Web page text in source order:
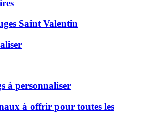
Saint Valentin
à personnaliser
à offrir pour toutes les